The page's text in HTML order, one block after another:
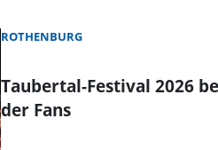
ROTHENBURG
Taubertal-Festival 2026
der Fans